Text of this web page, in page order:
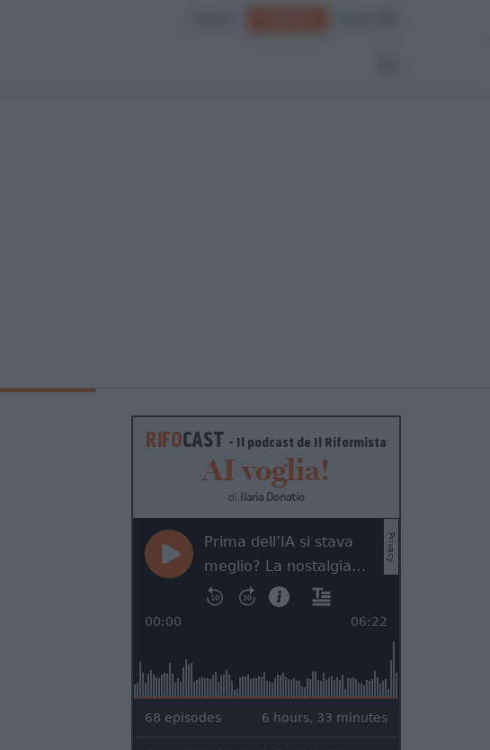
RIFOCAST - Il podcast de Il Riformista
AI voglia!
di Ilaria Donatio